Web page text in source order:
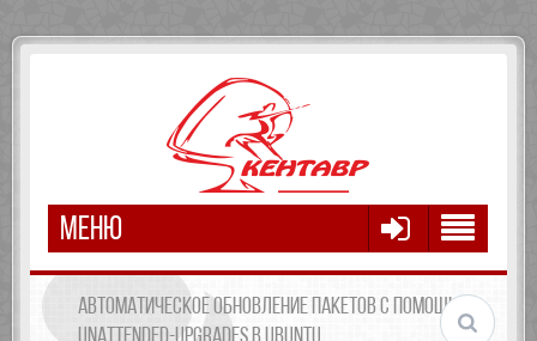
МЕНЮ
АВТОМАТИЧЕСКОЕ ОБНОВЛЕНИЕ ПАКЕТОВ С ПОМОЩЬЮ